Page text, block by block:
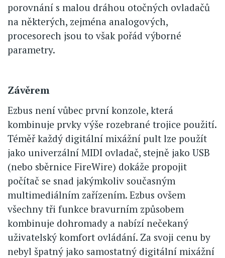
porovnání s malou dráhou otočných ovladačů
na některých, zejména analogových,
procesorech jsou to však pořád výborné
parametry.
Závěrem
Ezbus není vůbec první konzole, která
kombinuje prvky výše rozebrané trojice použití.
Téměř každý digitální mixážní pult lze použít
jako univerzální MIDI ovladač, stejně jako USB
(nebo sběrnice FireWire) dokáže propojit
počítač se snad jakýmkoliv současným
multimediálním zařízením. Ezbus ovšem
všechny tři funkce bravurním způsobem
kombinuje dohromady a nabízí nečekaný
uživatelský komfort ovládání. Za svoji cenu by
nebyl špatný jako samostatný digitální mixážní